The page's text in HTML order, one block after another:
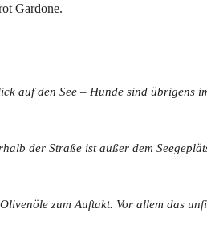
Gardone.
auf den See – Hunde sind übrigens
der Straße ist außer dem
zum Auftakt. Vor allem das